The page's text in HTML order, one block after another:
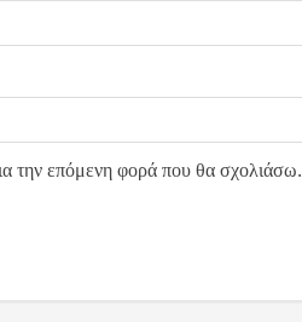
την επόμενη φορά που θα σχολιάσω.